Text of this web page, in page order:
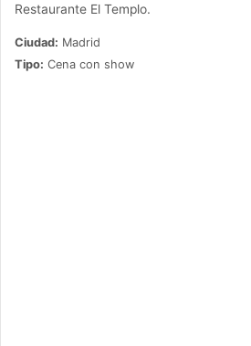
Restaurante El Templo.
Ciudad: Madrid
Tipo: Cena con show